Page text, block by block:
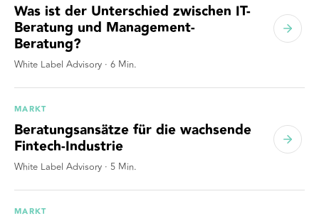
Was ist der Unterschied zwischen IT-
Beratung und Management-
Beratung?
White Label Advisory · 6 Min.
MARKT
Beratungsansätze für die wachsende
Fintech-Industrie
White Label Advisory · 5 Min.
MARKT